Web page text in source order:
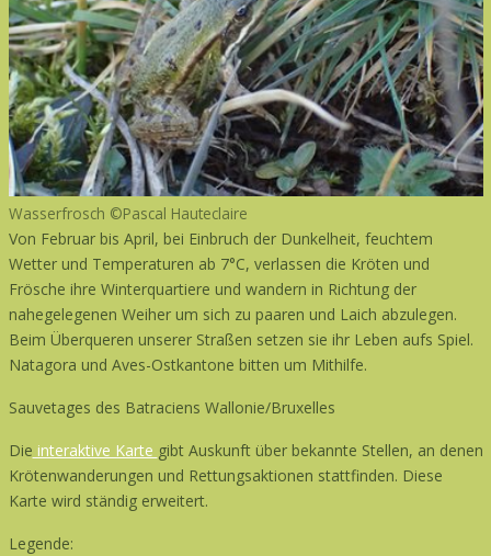
Wasserfrosch ©Pascal Hauteclaire
Von Februar bis April, bei Einbruch der Dunkelheit, feuchtem
Wetter und Temperaturen ab 7°C, verlassen die Kröten und
Frösche ihre Winterquartiere und wandern in Richtung der
nahegelegenen Weiher um sich zu paaren und Laich abzulegen.
Beim Überqueren unserer Straßen setzen sie ihr Leben aufs Spiel.
Natagora und Aves-Ostkantone bitten um Mithilfe.
Sauvetages des Batraciens Wallonie/Bruxelles
Die interaktive Karte gibt Auskunft über bekannte Stellen, an denen
Krötenwanderungen und Rettungsaktionen stattfinden. Diese
Karte wird ständig erweitert.
Legende: